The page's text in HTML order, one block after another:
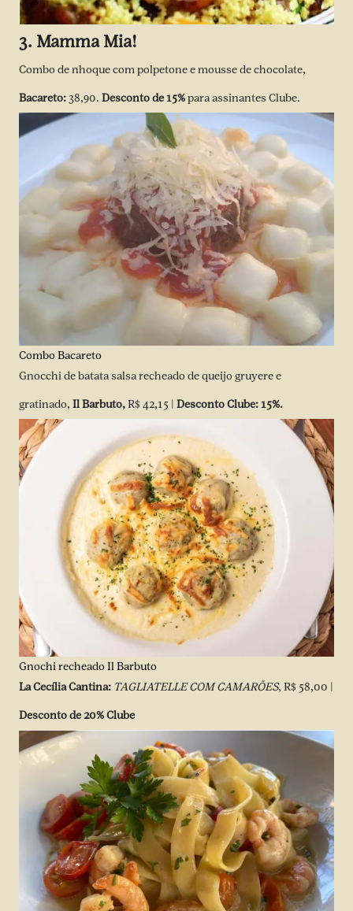
3. Mamma Mia!
Combo de nhoque com polpetone e mousse de chocolate,
Bacareto:38,90. Desconto de 15%para assinantes Clube.
Combo Bacareto
Gnocchi de batata salsa recheado de queijo gruyere e
gratinado, Il Barbuto,R$ 42,15 | Desconto Clube: 15%.
Gnochi recheado Il Barbuto
La Cecília Cantina: TAGLIATELLE COM CAMARÕES, R$ 58,00 |
Desconto de 20% Clube